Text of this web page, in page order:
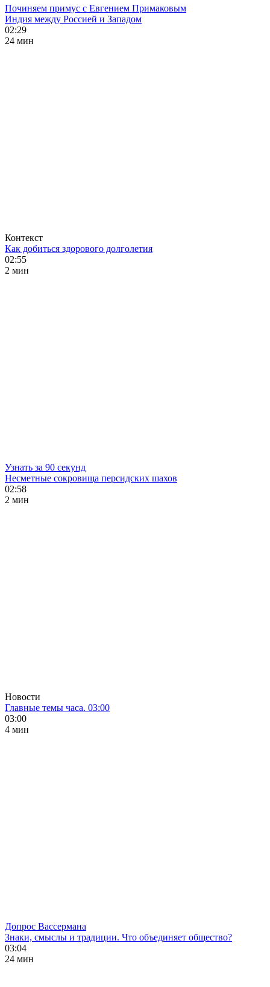
Починяем примус с Евгением Примаковым
Индия между Россией и Западом
02:29
24 мин
Контекст
Как добиться здорового долголетия
02:55
2 мин
Узнать за 90 секунд
Несметные сокровища персидских шахов
02:58
2 мин
Новости
Главные темы часа. 03:00
03:00
4 мин
Допрос Вассермана
Знаки, смыслы и традиции. Что объединяет общество?
03:04
24 мин